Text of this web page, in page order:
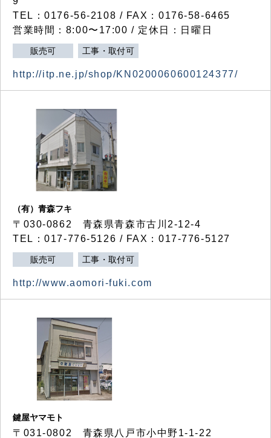
TEL：0176-56-2108 / FAX：0176-58-6465
営業時間：8:00〜17:00 / 定休日：日曜日
販売可 工事・取付可
http://itp.ne.jp/shop/KN0200060600124377/
（有）青森フキ
〒030-0862 青森県青森市古川2-12-4
TEL：017-776-5126 / FAX：017-776-5127
販売可 工事・取付可
http://www.aomori-fuki.com
鍵屋ヤマモト
〒031-0802 青森県八戸市小中野1-1-22